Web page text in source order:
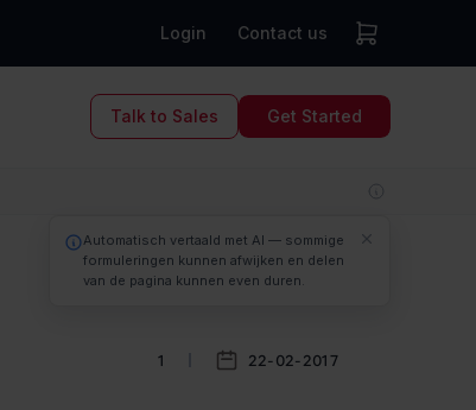
Login Contact us
Talk to Sales Get Started
1 22-02-2017